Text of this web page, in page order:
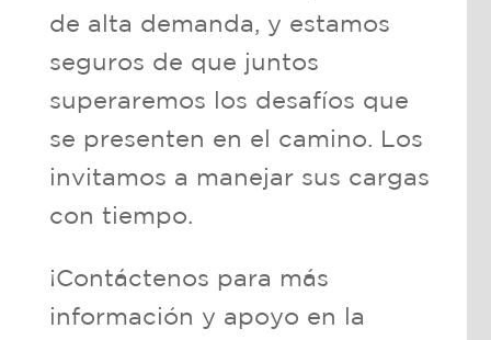
de alta demanda, y estamos
seguros de que juntos
superaremos los desafíos que
se presenten en el camino. Los
invitamos a manejar sus cargas
con tiempo.
¡Contáctenos para más
información y apoyo en la